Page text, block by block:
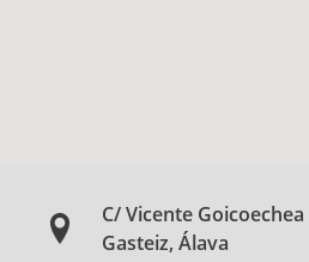
C/ Vicente
Gasteiz, Álava